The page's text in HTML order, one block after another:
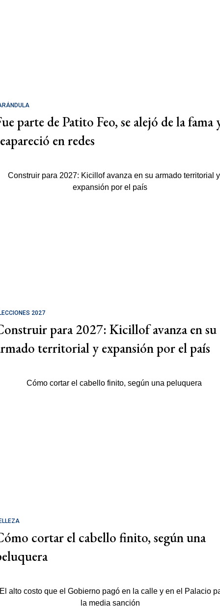
parte de Patito Feo, se alejó de la fama
en redes
2027
para 2027: Kicillof avanza en su
territorial y expansión por el país
cortar el cabello finito, según una